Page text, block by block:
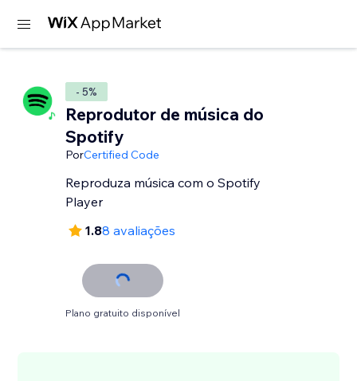
- 5%
Reprodutor de música do
Spotify
PorCertified Code
Reproduza música com o Spotify
Player
1.88 avaliações
Plano gratuito disponível